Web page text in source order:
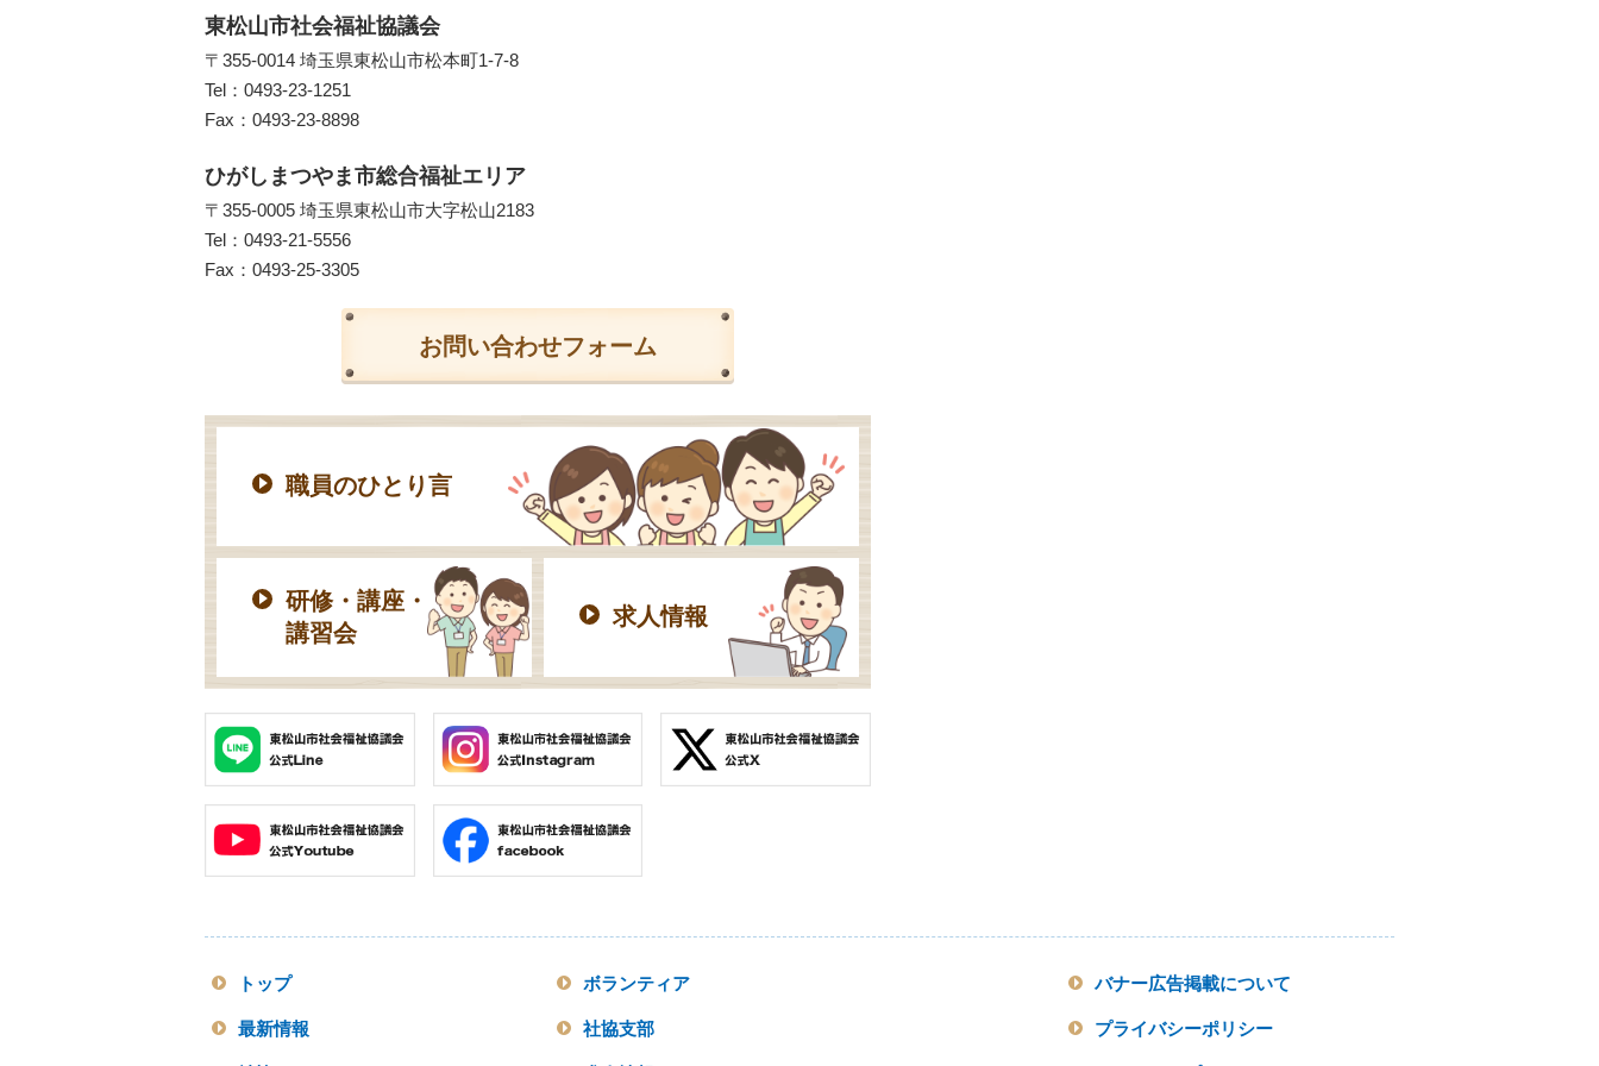
東松山市社会福祉協議会
〒355-0014 埼玉県東松山市松本町1-7-8
Tel： 0493-23-1251
Fax：0493-23-8898
ひがしまつやま市総合福祉エリア
〒355-0005 埼玉県東松山市大字松山2183
Tel： 0493-21-5556
Fax：0493-25-3305
お問い合わせフォーム
職員のひとり言
研修・講座・
講習会
求人情報
トップ
最新情報
ボランティア
社協支部
バナー広告掲載について
プライバシーポリシー